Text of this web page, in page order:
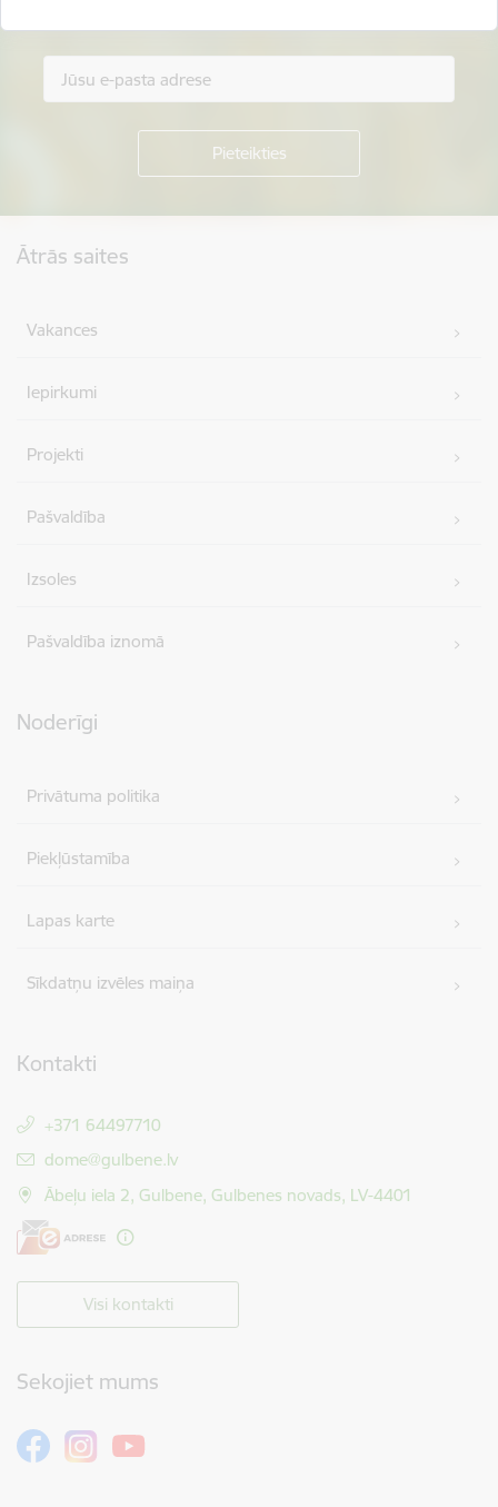
Ātrās saites
Vakances
Iepirkumi
Projekti
Pašvaldība
Izsoles
Pašvaldība iznomā
Noderīgi
Privātuma politika
Piekļūstamība
Lapas karte
Sīkdatņu izvēles maiņa
Kontakti
+371 64497710
E-pasts:
dome@gulbene.lv
Ābeļu iela 2, Gulbene, Gulbenes novads, LV-4401
Visi kontakti
Sekojiet mums